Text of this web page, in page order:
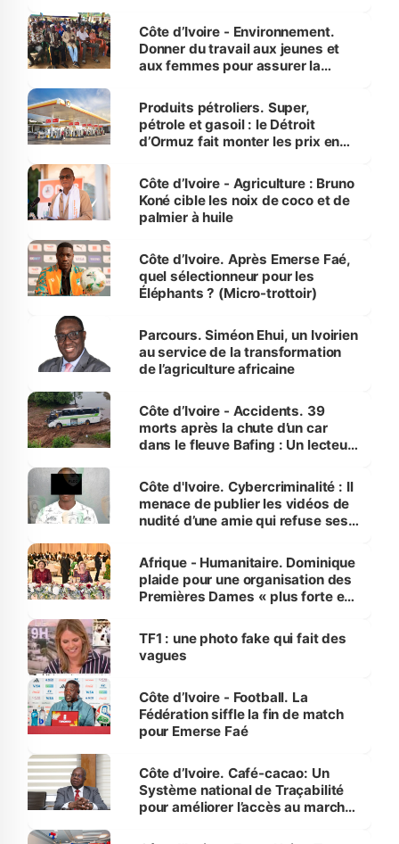
Côte d’Ivoire - Environnement.
Donner du travail aux jeunes et
aux femmes pour assurer la
menacées
Produits pétroliers. Super,
pétrole et gasoil : le Détroit
d’Ormuz fait monter les prix en
Côte d’Ivoire - Agriculture : Bruno
Koné cible les noix de coco et de
palmier à huile
Côte d’Ivoire. Après Emerse Faé,
quel sélectionneur pour les
Éléphants ? (Micro-trottoir)
Parcours. Siméon Ehui, un Ivoirien
au service de la transformation
de l’agriculture africaine
Côte d’Ivoire - Accidents. 39
morts après la chute d’un car
dans le fleuve Bafing : Un lecteur
des Transports
Côte d'Ivoire. Cybercriminalité : Il
menace de publier les vidéos de
nudité d’une amie qui refuse ses
Afrique - Humanitaire. Dominique
plaide pour une organisation des
Premières Dames « plus forte et
sur la scène internationale »
TF1 : une photo fake qui fait des
vagues
Côte d’Ivoire - Football. La
Fédération siffle la fin de match
pour Emerse Faé
Côte d’Ivoire. Café-cacao: Un
Système national de Traçabilité
pour améliorer l’accès au marché